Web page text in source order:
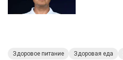
Здоровое питание Здоровая еда